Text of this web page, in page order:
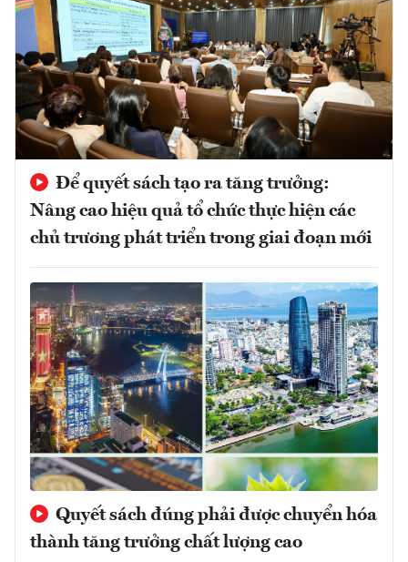
Để quyết sách tạo ra tăng trưởng:
Nâng cao hiệu quả tổ chức thực hiện các
chủ trương phát triển trong giai đoạn mới
Quyết sách đúng phải được chuyển hóa
thành tăng trưởng chất lượng cao